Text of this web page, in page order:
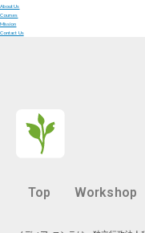
About Us
Courses
Mission
Contact Us
Top Workshop